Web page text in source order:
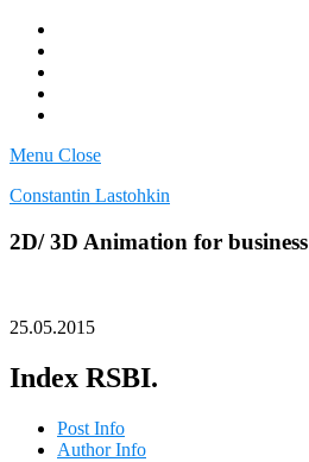
Menu Close
Constantin Lastohkin
2D/ 3D Animation for business
25.05.2015
Index RSBI.
Post Info
Author Info